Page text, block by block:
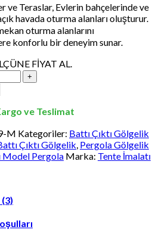
ve Teraslar, Evlerin bahçelerinde ve
havada oturma alanları oluşturur.
oturma alanlarını
konforlu bir deneyim sunar.
FİYAT AL.
ve Teslimat
M Kategoriler: Battı Çıktı Gölgelik
Çıktı Gölgelik, Pergola Gölgelik
Model Pergola Marka: Tente İmalatı